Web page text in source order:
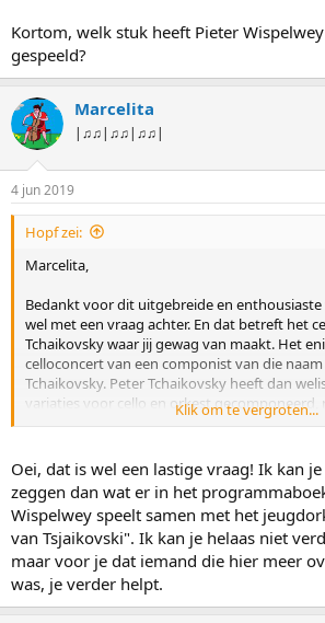
Dit was dus maar de beschrijving van hoe een
maar daar volgen nog wat dagen op. Het
zodat je eigenlijk nog wat langer in de
dit concert speelde Wispelwey met het
Strijkorkest het celloconcert van Tjaikovskie,
Nieuwkerk in een nieuwe compositie van
begeleiding van genoemd strijkorkest en
Wispelwey het celloconcert van Gulda
ensemble.
Er waren zelfs concerten van 23 uur tot 24
maar cellisten willen na zo'n intensieve dag
slapen, dus zijn uitvoerende cellisten van de
overleg met hen omgeboekt naar de
zaterdagmiddag in het oude centrum.
Kortom, welk stuk heeft Pieter
gespeeld?
Marcelita
|♫♫|♫♫|♫♫|
4 jun 2019
Hopf zei:
Marcelita,
Bedankt voor dit uitgebreide en enthousiaste
wel met een vraag achter. En dat betreft het
Tchaikovsky waar jij gewag van maakt. Het
celloconcert van een componist van die
Tchaikovsky. Peter Tchaikovsky heeft dan
variaties voor cello en orkest gecomponeerd,
celloconcert. En nu ga ik het ingewikkeld
Tchaikovsky. Het eerste is gebaseerd op een
(mogelijk bedoeld voor cello) dat door de
'aangevuld' tot een compleet celloconcert.
kind is een concertant stuk van de hand van
gebaseerd op pianowerken van Tchaikovsky.
Kortom, welk stuk heeft Pieter Wispelwey in
Klik om te vergroten...
Oei, dat is wel een lastige vraag! Ik kan
zeggen dan wat er in het
Wispelwey speelt samen met het
van Tsjaikovski". Ik kan je helaas niet
maar voor je dat iemand die hier meer
was, je verder helpt.